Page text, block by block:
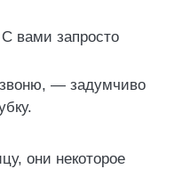
вами запросто
— задумчиво
они некоторое